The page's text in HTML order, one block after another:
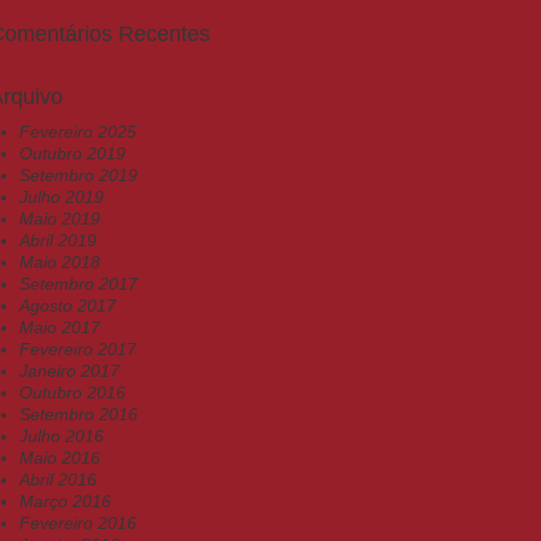
Recentes
Fevereiro 2025
Outubro 2019
Setembro 2019
Julho 2019
Maio 2019
Abril 2019
Maio 2018
Setembro 2017
Agosto 2017
Maio 2017
Fevereiro 2017
Janeiro 2017
Outubro 2016
Setembro 2016
Julho 2016
Maio 2016
Abril 2016
Março 2016
Fevereiro 2016